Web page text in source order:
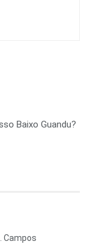
Baixo Guandu?
Campos